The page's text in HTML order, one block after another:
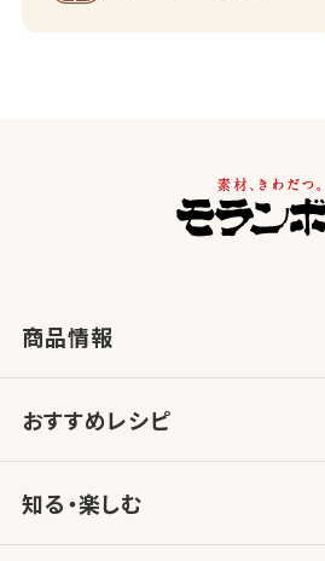
商品情報
おすすめレシピ
知る・楽しむ